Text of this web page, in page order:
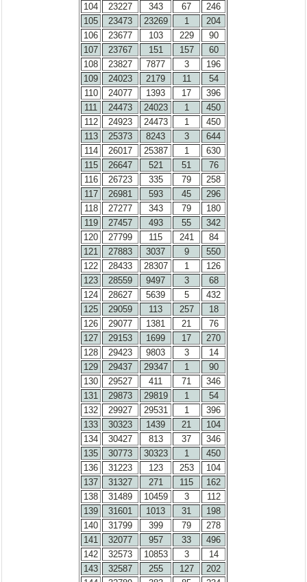
104
23227 343 67
246
105
23473 23269 1
204
106
23677 103 229
90
107
23767 151 157
60
108
23827 7877 3
196
109
24023 2179 11
54
110
24077 1393 17
396
111
24473 24023 1
450
112
24923 24473 1
450
113
25373 8243 3
644
114
26017 25387 1
630
115
26647 521 51
76
116
26723 335 79
258
117
26981 593 45
296
118
27277 343 79
180
119
27457 493 55
342
120
27799 115 241
84
121
27883 3037 9
550
122
28433 28307 1
126
123
28559 9497 3
68
124
28627 5639 5
432
125
29059 113 257
18
126
29077 1381 21
76
127
29153 1699 17
270
128
29423 9803 3
14
129
29437 29347 1
90
130
29527 411 71
346
131
29873 29819 1
54
132
29927 29531 1
396
133
30323 1439 21
104
134
30427 813 37
346
135
30773 30323 1
450
136
31223 123 253
104
137
31327 271 115
162
138
31489 10459 3
112
139
31601 1013 31
198
140
31799 399 79
278
141
32077 957 33
496
142
32573 10853 3
14
143
32587 255 127
202